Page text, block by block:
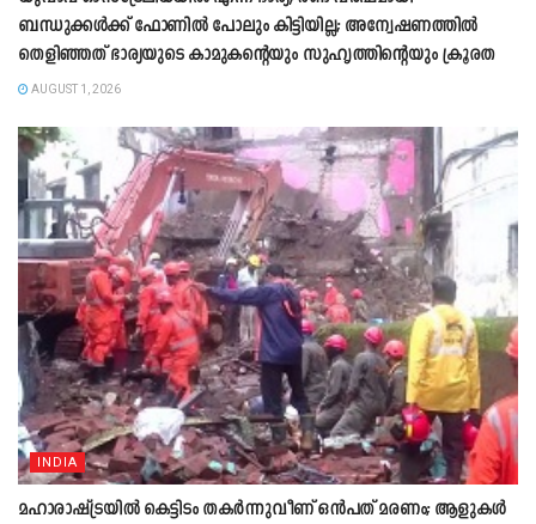
ബന്ധുക്കൾക്ക് ഫോണിൽ പോലും കിട്ടിയില്ല; അന്വേഷണത്തിൽ
തെളിഞ്ഞത് ഭാര്യയുടെ കാമുകന്‍റെയും സുഹൃത്തിന്‍റെയും ക്രൂരത
AUGUST 1, 2026
INDIA
മഹാരാഷ്ട്രയിൽ കെട്ടിടം തകർന്നുവീണ് ഒൻപത് മരണം; ആളുകൾ